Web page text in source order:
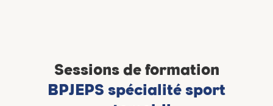
Sessions de formation
BPJEPS spécialité sport